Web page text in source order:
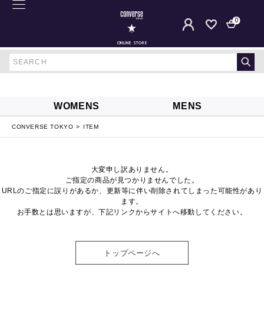
ONLINE STORE
0
WOMENS MENS
CONVERSE TOKYO ITEM
大変申し訳ありません。
ご指定の商品が見つかりませんでした。
URLのご指定に誤りがあるか、更新等に伴い削除されてしまった可能性があり
ます。
お手数とは思いますが、下記リンクからサイトへ移動してください。
トップページへ